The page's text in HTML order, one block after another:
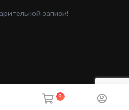
записи!
© Все права защищены
0